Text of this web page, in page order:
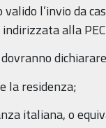
l’invio da
alla
la residenza;
italiana, o